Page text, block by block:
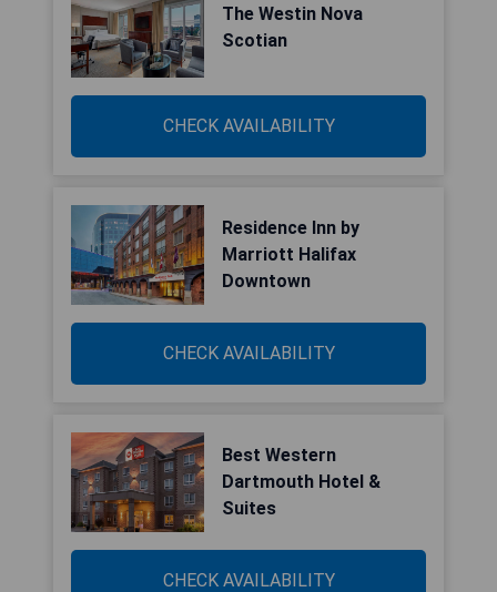
The Westin Nova
Scotian
CHECK AVAILABILITY
Residence Inn by
Marriott Halifax
Downtown
CHECK AVAILABILITY
Best Western
Dartmouth Hotel &
Suites
CHECK AVAILABILITY